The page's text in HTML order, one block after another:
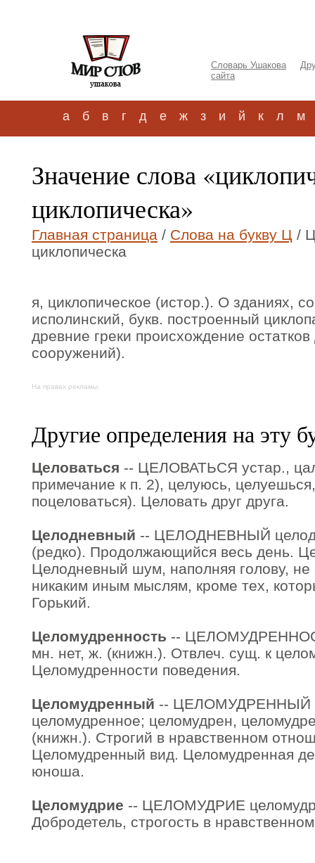
Словарь Ушакова
сайта
а б в г д е ж з и й к л м
Значение слова
циклопическа»
Главная страница / Слова на букву Ц /
циклопическа
я, циклопическое (истор.). О зданиях,
исполинский, букв. построенный
древние греки происхождение
сооружений).
На правах рекламы:
Другие определения на эту
Целоваться -- ЦЕЛОВАТЬСЯ устар.,
примечание к п. 2), целуюсь,
поцеловаться). Целовать друг друга.
Целодневный -- ЦЕЛОДНЕВНЫЙ
(редко). Продолжающийся весь день.
Целодневный шум, наполняя голову, не
никаким иным мыслям, кроме тех,
Горький.
Целомудренность --
мн. нет, ж. (книжн.). Отвлеч. сущ. к
Целомудренности поведения.
Целомудренный -- ЦЕЛОМУДРЕННЫЙ
целомудренное; целомудрен,
(книжн.). Строгий в нравственном
Целомудренный вид. Целомудренная
юноша.
Целомудрие -- ЦЕЛОМУДРИЕ
Добродетель, строгость в